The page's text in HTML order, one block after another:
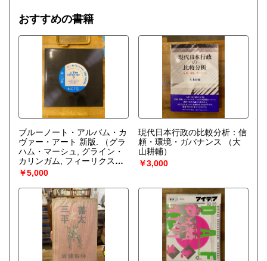
おすすめの書籍
ブルーノート・アルバム・カ
ヴァー・アート 新版.
（グラ
ハム・マーシュ, グライン・
カリンガム, フィーリクス・
クローミー 編 ; 行方均 訳）
￥5,000
現代日本行政の比較分析：信
頼・環境・ガバナンス
（大
山耕輔）
￥3,000